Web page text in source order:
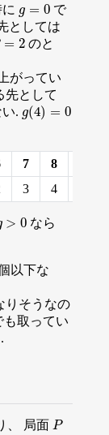
g = 0
g =0
で
としては
= 2
2
のと
がってい
先として
. g(4) = 0
g(4)= 0
7 8
3 4
> 0
>0 なら
以下な
りそうなの
も取ってい
、 局面 P
P